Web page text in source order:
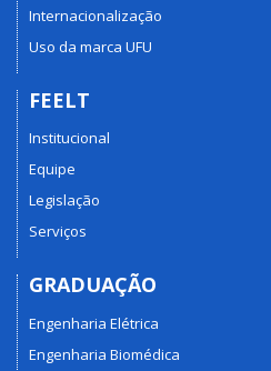
Internacionalização
Uso da marca UFU
FEELT
Institucional
Equipe
Legislação
Serviços
GRADUAÇÃO
Engenharia Elétrica
Engenharia Biomédica